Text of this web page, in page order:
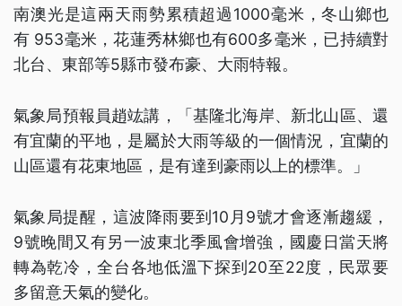
南澳光是這兩天雨勢累積超過1000毫米，冬山鄉也
有 953毫米，花蓮秀林鄉也有600多毫米，已持續對
北台、東部等5縣市發布豪、大雨特報。
氣象局預報員趙竑講，「基隆北海岸、新北山區、還
有宜蘭的平地，是屬於大雨等級的一個情況，宜蘭的
山區還有花東地區，是有達到豪雨以上的標準。」
氣象局提醒，這波降雨要到10月9號才會逐漸趨緩，
9號晚間又有另一波東北季風會增強，國慶日當天將
轉為乾冷，全台各地低溫下探到20至22度，民眾要
多留意天氣的變化。